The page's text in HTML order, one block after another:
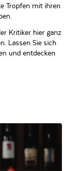
Tropfen mit ihren
Kritiker hier ganz
Lassen Sie sich
und entdecken